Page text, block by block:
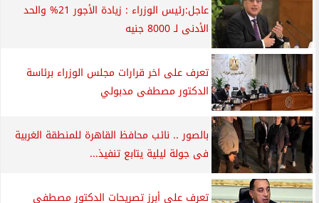
عاجل:رئيس الوزراء : زيادة الأجور 21% والحد
الأدنى لـ 8000 جنيه
تعرف على اخر قرارات مجلس الوزراء برئاسة
الدكتور مصطفى مدبولي
بالصور .. نائب محافظ القاهرة للمنطقة الغربية
فى جولة ليلية يتابع تنفيذ...
تعرف على أبرز تصريحات الدكتور مصطفى